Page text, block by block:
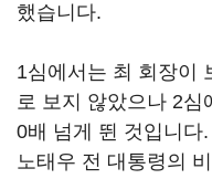
했습니다.
1심에서는 최 회장이
로 보지 않았으나 2심
0배 넘게 뛴 것입니다
노태우 전 대통령의